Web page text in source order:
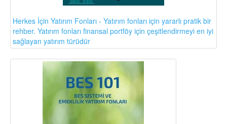
Herkes İçin Yatırım Fonları - Yatırım fonları için yararlı pratik bir
rehber. Yatırım fonları finansal portföy için çeşitlendirmeyi en iyi
sağlayan yatırım türüdür